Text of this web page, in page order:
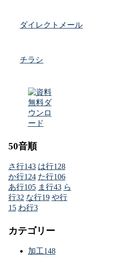
ダイレクトメール
チラシ
50音順
さ行143 は行128
か行124 た行106
あ行105 ま行43 ら
行32 な行19 や行
15 わ行3
カテゴリー
加工148